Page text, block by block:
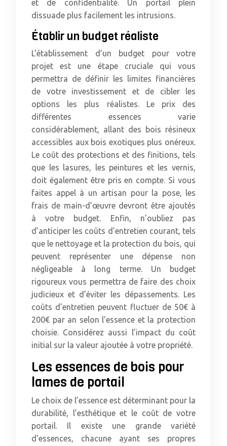
et de confidentialité. Un portail plein
dissuade plus facilement les intrusions.
Établir un budget réaliste
L’établissement d’un budget pour votre
projet est une étape cruciale qui vous
permettra de définir les limites financières
de votre investissement et de cibler les
options les plus réalistes. Le prix des
différentes essences varie
considérablement, allant des bois résineux
accessibles aux bois exotiques plus onéreux.
Le coût des protections et des finitions, tels
que les lasures, les peintures et les vernis,
doit également être pris en compte. Si vous
faites appel à un artisan pour la pose, les
frais de main-d’œuvre devront être ajoutés
à votre budget. Enfin, n’oubliez pas
d’anticiper les coûts d’entretien courant, tels
que le nettoyage et la protection du bois, qui
peuvent représenter une dépense non
négligeable à long terme. Un budget
rigoureux vous permettra de faire des choix
judicieux et d’éviter les dépassements. Les
coûts d’entretien peuvent fluctuer de 50€ à
200€ par an selon l’essence et la protection
choisie. Considérez aussi l’impact du coût
initial sur la valeur ajoutée à votre propriété.
Les essences de bois pour
lames de portail
Le choix de l’essence est déterminant pour la
durabilité, l’esthétique et le coût de votre
portail. Il existe une grande variété
d’essences, chacune ayant ses propres